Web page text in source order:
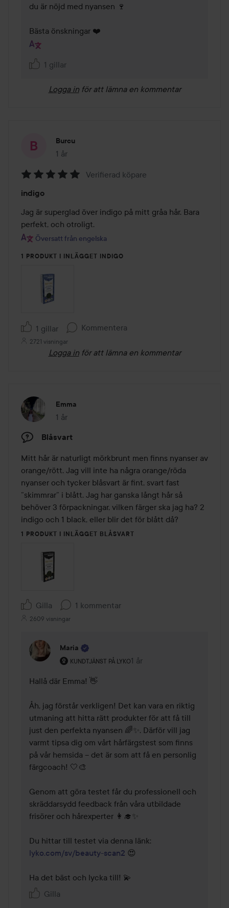
du är nöjd med nyansen 🍷
Bästa önskningar ❤️
1 gillar
Logga in för att lämna en kommentar
Burcu
1 år
Inlägget skapades 1 år
5
av
5
Verifierad köpare
indigo
Jag är superglad över indigo på mitt gråa hår. Bara
perfekt, och otroligt.
Översatt från engelska
1 PRODUKT I INLÄGGET INDIGO
1 gillar Kommentera
2721 visningar
Logga in för att lämna en kommentar
Emma
1 år
Inlägget skapades 1 år
Blåsvart
Mitt hår är naturligt mörkbrunt men finns nyanser av
orange/rött. Jag vill inte ha några orange/röda
nyanser och tycker blåsvart är fint, svart fast
”skimmrar” i blått. Jag har ganska långt hår så
behöver 3 förpackningar, vilken färger ska jag ha? 2
indigo och 1 black, eller blir det för blått då?
1 PRODUKT I INLÄGGET BLÅSVART
Gilla 1 kommentar
2609 visningar
Maria
KUNDTJÄNST PÅ LYKO
Användarens roll: Kundtjänst på Lyko.
1 år
Kommentaren lades 1 år
Hallå där Emma! 👋
Åh, jag förstår verkligen! Det kan vara en riktig
utmaning att hitta rätt produkter för att få till
just den perfekta nyansen 🌈✨. Därför vill jag
varmt tipsa dig om vårt hårfärgstest som finns
på vår hemsida – det är som att få en personlig
färgcoach! 🤍🎨
Genom att göra testet får du professionell och
skräddarsydd feedback från våra utbildade
frisörer och hårexperter 👩‍🎓✨
lyko.com/sv/beauty-scan2 😍
Ha det bäst och lycka till! 💫
Gilla